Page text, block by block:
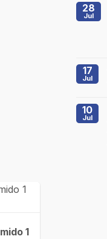
1
28
Jul
17
Jul
10
Jul